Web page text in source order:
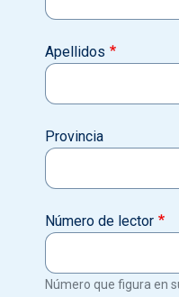
Apellidos
Provincia
Número de lector
Número que figura en